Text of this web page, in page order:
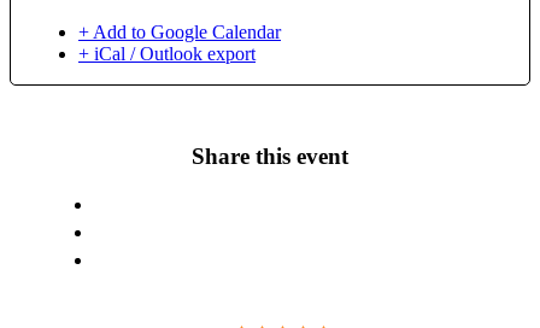
+ Add to Google Calendar
+ iCal / Outlook export
Share this event